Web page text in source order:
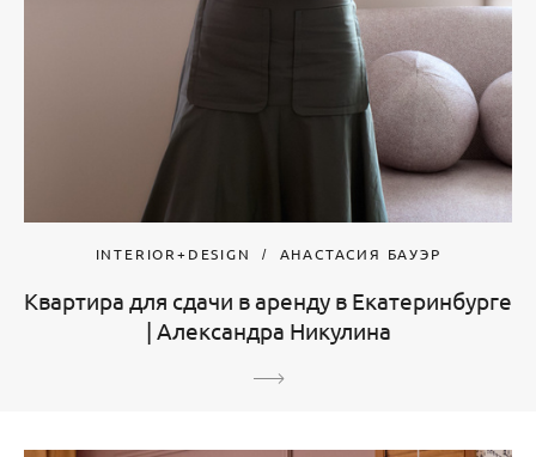
INTERIOR+DESIGN АНАСТАСИЯ БАУЭР
Квартира для сдачи в аренду в Екатеринбурге
| Александра Никулина